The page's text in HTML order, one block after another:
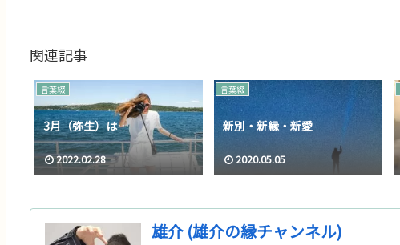
関連記事
言葉綴
3月（弥生）は…
2022.02.28
言葉綴
新別・新縁・新愛
2020.05.05
雄介 (雄介の縁チャンネル)